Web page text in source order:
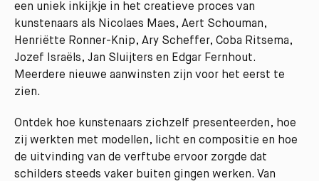
een uniek inkijkje in het creatieve proces van
kunstenaars als Nicolaes Maes, Aert Schouman,
Henriëtte Ronner-Knip, Ary Scheffer, Coba Ritsema,
Jozef Israëls, Jan Sluijters en Edgar Fernhout.
Meerdere nieuwe aanwinsten zijn voor het eerst te
zien.
Ontdek hoe kunstenaars zichzelf presenteerden, hoe
zij werkten met modellen, licht en compositie en hoe
de uitvinding van de verftube ervoor zorgde dat
schilders steeds vaker buiten gingen werken. Van